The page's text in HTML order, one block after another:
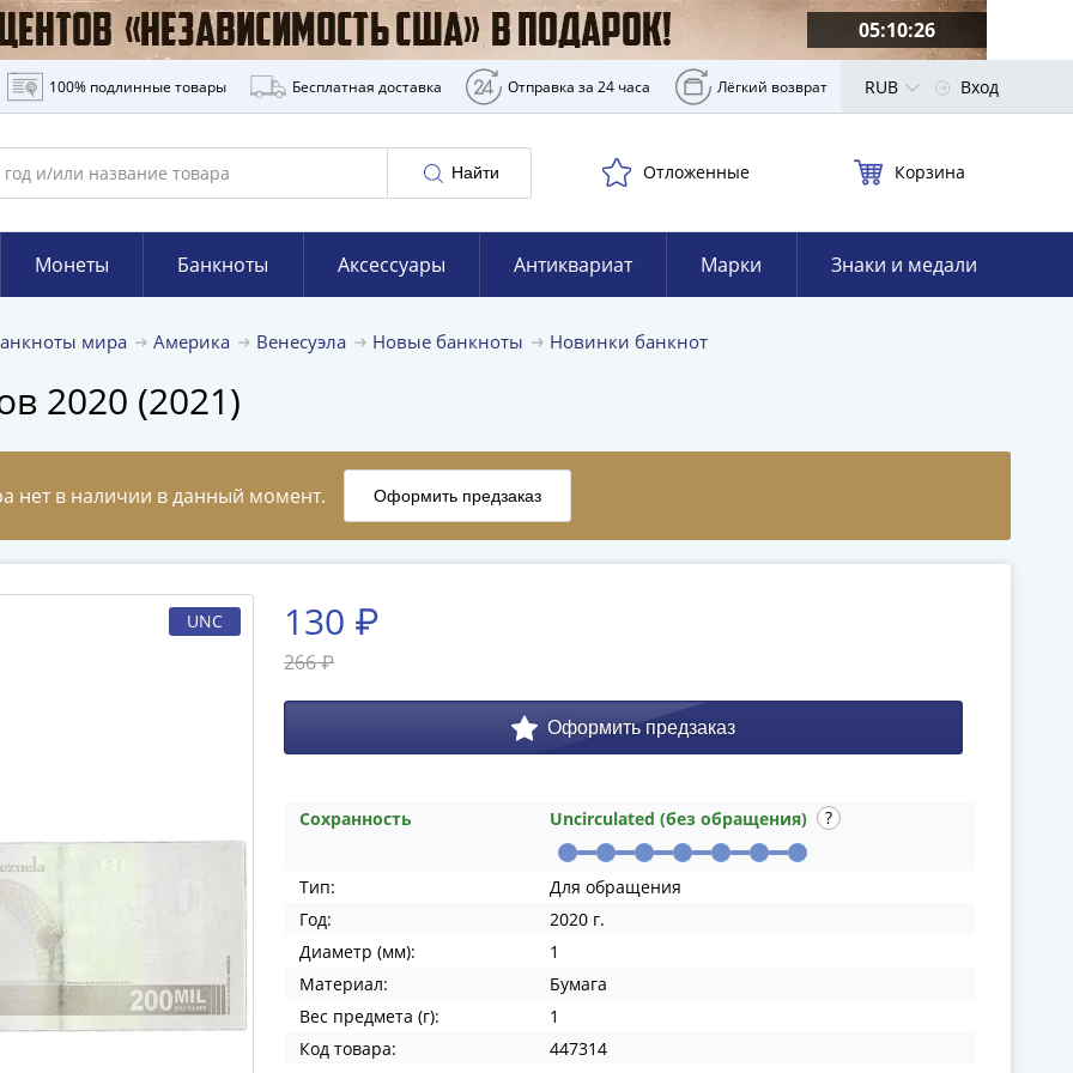
05:10:25
100% подлинные товары Бесплатная доставка Отправка за 24 часа Лёгкий возврат RUB Вход
Найти Отложенные Корзина
Монеты Банкноты Аксессуары Антиквариат Марки Знаки и медали
мира Америка Венесуэла Новые банкноты Новинки банкнот
2020 (2021)
UNC 130 ₽
266 ₽
Сохранность Uncirculated (без обращения)
Тип:
Для обращения
Год:
2020 г.
Диаметр (мм):
1
Материал:
Бумага
Вес предмета (г):
1
Код товара:
447314